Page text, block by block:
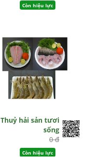
Còn hiệu lực
Thuỷ hải sản tươi
sống
0 đ
Còn hiệu lực